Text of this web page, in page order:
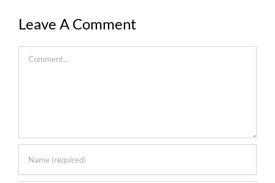
Leave A Comment
Comment